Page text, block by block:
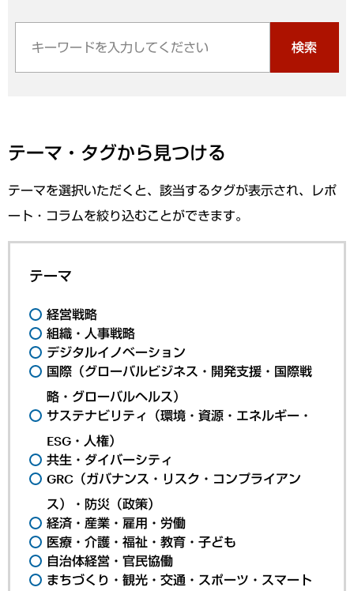
検索
テーマ・タグから見つける
テーマを選択いただくと、該当するタグが表示され、レポ
ート・コラムを絞り込むことができます。
テーマ
経営戦略
組織・人事戦略
デジタルイノベーション
国際（グローバルビジネス・開発支援・国際戦
略・グローバルヘルス）
サステナビリティ（環境・資源・エネルギー・
ESG・人権）
共生・ダイバーシティ
GRC（ガバナンス・リスク・コンプライアン
ス）・防災（政策）
経済・産業・雇用・労働
医療・介護・福祉・教育・子ども
自治体経営・官民協働
まちづくり・観光・交通・スポーツ・スマート